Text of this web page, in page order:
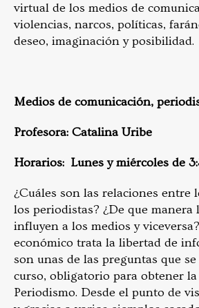
virtual de los medios de
violencias, narcos, políticas,
deseo, imaginación y posibilidad.
Medios de comunicación,
Profesora: Catalina Uribe
Horarios: Lunes y miércoles de
¿Cuáles son las relaciones entre
los periodistas? ¿De que manera
influyen a los medios y
económico trata la libertad de
son unas de las preguntas que
curso, obligatorio para obtener
Periodismo. Desde el punto de